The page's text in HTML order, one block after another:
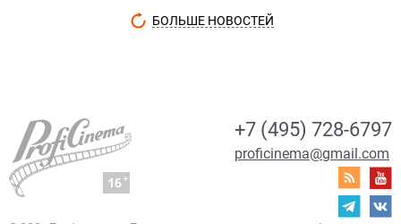
БОЛЬШЕ НОВОСТЕЙ
+7 (495) 728-6797
proficinema@gmail.com